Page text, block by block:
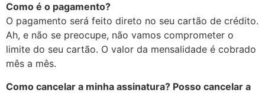
Como é o pagamento?
O pagamento será feito direto no seu cartão de crédito.
Ah, e não se preocupe, não vamos comprometer o
limite do seu cartão. O valor da mensalidade é cobrado
mês a mês.
Como cancelar a minha assinatura? Posso cancelar a